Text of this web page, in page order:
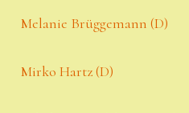
Melanie Brüggemann (D)
Mirko Hartz (D)